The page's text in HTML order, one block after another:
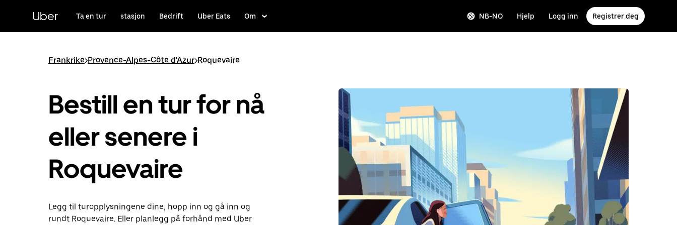
hovedinnholdet
Uber Ta en tur stasjon Bedrift Uber Eats Om NB-NO Hjelp Logg inn Registrer deg
Frankrike>Provence-Alpes-Côte d'Azur>Roquevaire
Bestill en tur for nå
eller senere i
Roquevaire
Legg til turopplysningene dine, hopp inn og gå inn og
rundt Roquevaire. Eller planlegg på forhånd med Uber